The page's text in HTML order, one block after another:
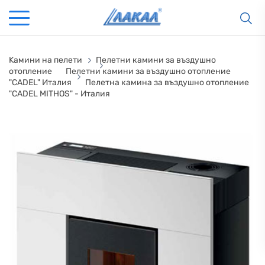
KАМИНИ
Kамини на пелети
Пелетни камини за въздушно
отопление
Пелетни камини за въздушно отопление
"CADEL" Италия
Пелетна камина за въздушно отопление
"CADEL MITHOS" - Италия